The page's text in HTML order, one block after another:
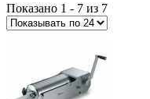
Показано 1 - 7 из 7